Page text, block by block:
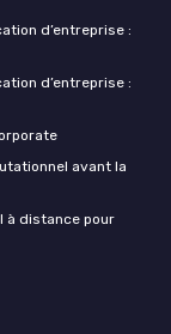
d’entreprise :
d’entreprise :
avant la
à distance pour